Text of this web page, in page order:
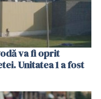
va fi oprit
Unitatea 1 a fost